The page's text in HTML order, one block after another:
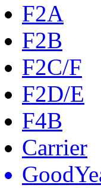
F2A
F2B
F2C/F
F2D/E
F4B
Carrier